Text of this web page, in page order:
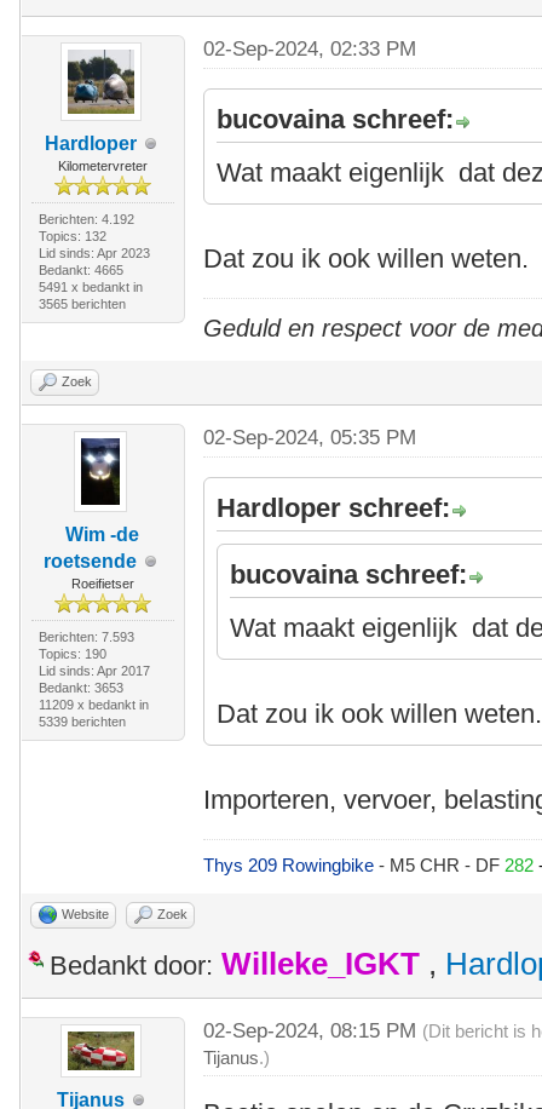
Hardloper
Kilometervreter
Berichten: 4.192
Topics: 132
Lid sinds: Apr 2023
Bedankt: 4665
5491 x bedankt in
3565 berichten
02-Sep-2024, 02:33 PM
bucovaina schreef:
Wat maakt eigenlijk dat
Dat zou ik ook willen weten.
Geduld en respect voor de
Zoek
Wim -de
roetsende
Roeifietser
Berichten: 7.593
Topics: 190
Lid sinds: Apr 2017
Bedankt: 3653
11209 x bedankt in
5339 berichten
02-Sep-2024, 05:35 PM
Hardloper schreef:
bucovaina schreef:
Wat maakt eigenlijk dat
Dat zou ik ook willen weten.
Importeren, vervoer,
Thys 209 Rowingbike- M5 CHR - DF 282
Website Zoek
Bedankt door: Willeke_IGKT ,
Tijanus
02-Sep-2024, 08:15 PM (Dit bericht is
Tijanus.)